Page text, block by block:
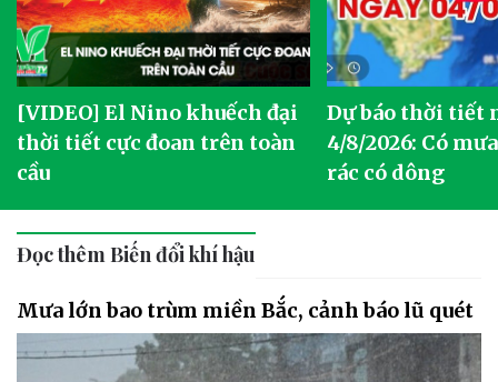
[VIDEO] El Nino khuếch đại
thời tiết cực đoan trên toàn
cầu
Dự báo thời tiết
4/8/2026: Có
rác có dông
Đọc thêm Biến đổi khí hậu
Mưa lớn bao trùm miền Bắc, cảnh báo lũ quét